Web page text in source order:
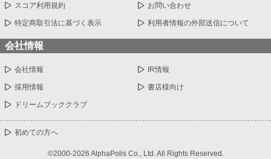
スコア利用規約 お問い合わせ
特定商取引法に基づく表示 利用者情報の外部送信について
会社情報
会社情報 IR情報
採用情報 書店様向け
ドリームブッククラブ
初めての方へ
©2000-2026 AlphaPolis Co., Ltd. All Rights Reserved.